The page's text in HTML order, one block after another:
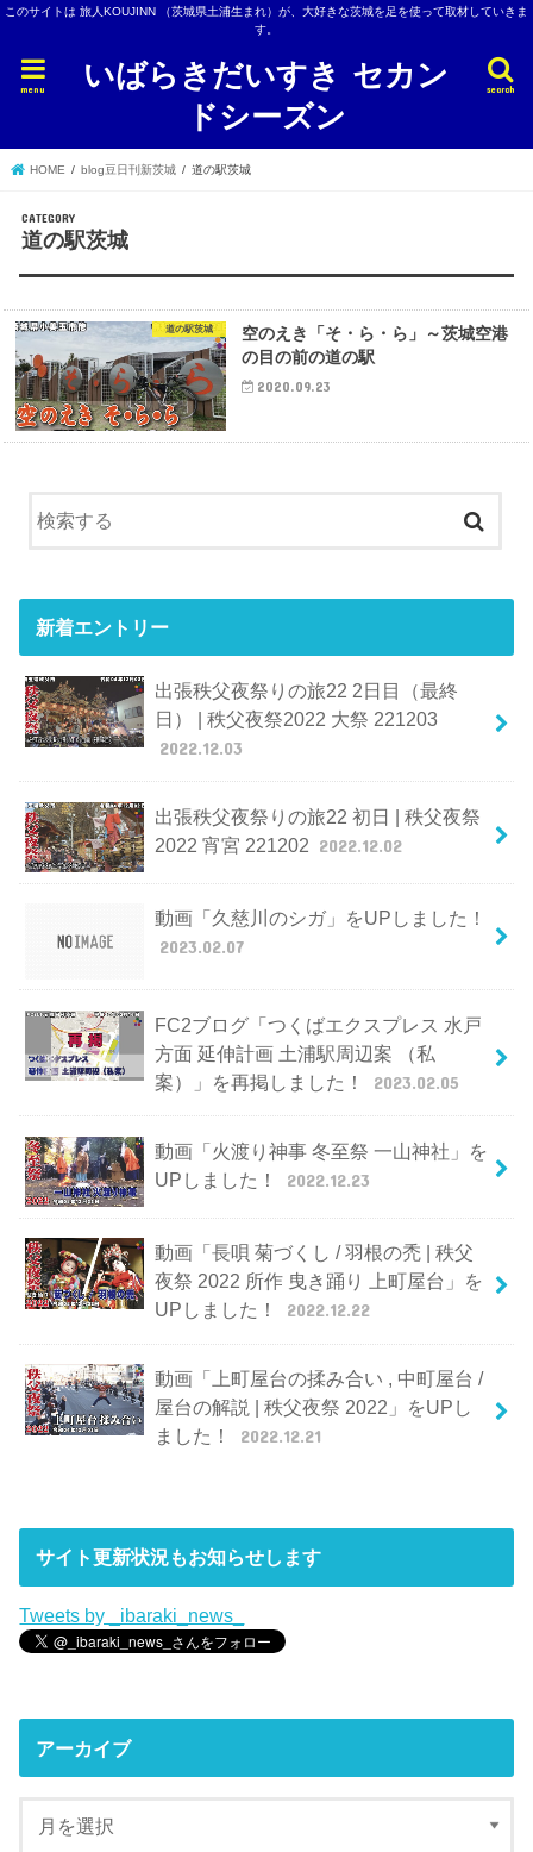
このサイトは 旅人KOUJINN （茨城県土浦生まれ）が、大好きな茨城を足を使って取材していきま
す。
いばらきだいすき セカン
ドシーズン
search
menu
HOME blog豆日刊新茨城 道の駅茨城
道の駅茨城
道の駅茨城
空のえき「そ・ら・ら」～茨城空港
の目の前の道の駅
2020.09.23
新着エントリー
出張秩父夜祭りの旅22 2日目（最終
日） | 秩父夜祭2022 大祭 221203
2022.12.03
出張秩父夜祭りの旅22 初日 | 秩父夜祭
2022 宵宮 221202 2022.12.02
動画「久慈川のシガ」をUPしました！
2023.02.07
FC2ブログ「つくばエクスプレス 水戸
方面 延伸計画 土浦駅周辺案 （私
案）」を再掲しました！
2023.02.05
動画「火渡り神事 冬至祭 一山神社」を
UPしました！
2022.12.23
動画「長唄 菊づくし / 羽根の禿 | 秩父
夜祭 2022 所作 曳き踊り 上町屋台」を
UPしました！
2022.12.22
動画「上町屋台の揉み合い , 中町屋台 /
屋台の解説 | 秩父夜祭 2022」をUPし
ました！
2022.12.21
サイト更新状況もお知らせします
Tweets by _ibaraki_news_
アーカイブ